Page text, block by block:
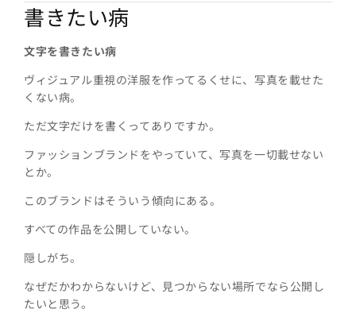
書きたい病
文字を書きたい病
ヴィジュアル重視の洋服を作ってるくせに、写真を載せた
くない病。
ただ文字だけを書くってありですか。
ファッションブランドをやっていて、写真を一切載せない
とか。
このブランドはそういう傾向にある。
すべての作品を公開していない。
隠しがち。
なぜだかわからないけど、見つからない場所でなら公開し
たいと思う。